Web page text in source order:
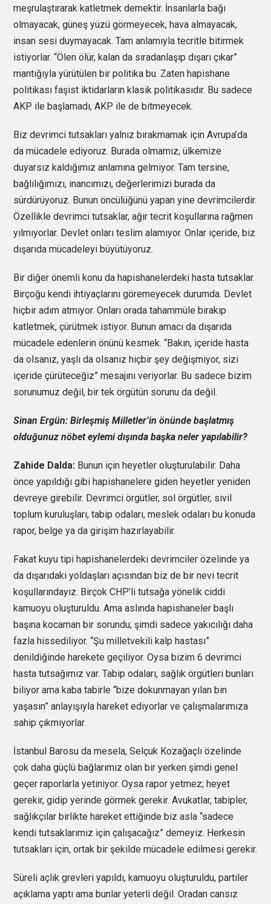
meşrulaştırarak katletmek demektir. İnsanlarla bağı
olmayacak, güneş yüzü görmeyecek, hava almayacak,
insan sesi duymayacak. Tam anlamıyla tecritle bitirmek
istiyorlar. “Ölen ölür, kalan da sıradanlaşıp dışarı çıkar”
mantığıyla yürütülen bir politika bu. Zaten hapishane
politikası faşist iktidarların klasik politikasıdır. Bu sadece
AKP ile başlamadı, AKP ile de bitmeyecek.
Biz devrimci tutsakları yalnız bırakmamak için Avrupa’da
da mücadele ediyoruz. Burada olmamız, ülkemize
duyarsız kaldığımız anlamına gelmiyor. Tam tersine,
bağlılığımızı, inancımızı, değerlerimizi burada da
sürdürüyoruz. Bunun öncülüğünü yapan yine devrimcilerdir.
Özellikle devrimci tutsaklar, ağır tecrit koşullarına rağmen
yılmıyorlar. Devlet onları teslim alamıyor. Onlar içeride, biz
dışarıda mücadeleyi büyütüyoruz.
Bir diğer önemli konu da hapishanelerdeki hasta tutsaklar.
Birçoğu kendi ihtiyaçlarını göremeyecek durumda. Devlet
hiçbir adım atmıyor. Onları orada tahammüle bırakıp
katletmek, çürütmek istiyor. Bunun amacı da dışarıda
mücadele edenlerin önünü kesmek. “Bakın, içeride hasta
da olsanız, yaşlı da olsanız hiçbir şey değişmiyor, sizi
içeride çürüteceğiz” mesajını veriyorlar. Bu sadece bizim
sorunumuz değil, bir tek örgütün sorunu da değil.
Sinan Ergün: Birleşmiş Milletler’in önünde başlatmış
olduğunuz nöbet eylemi dışında başka neler yapılabilir?
Zahide Dalda: Bunun için heyetler oluşturulabilir. Daha
önce yapıldığı gibi hapishanelere giden heyetler yeniden
devreye girebilir. Devrimci örgütler, sol örgütler, sivil
toplum kuruluşları, tabip odaları, meslek odaları bu konuda
rapor, belge ya da girişim hazırlayabilir.
Fakat kuyu tipi hapishanelerdeki devrimciler özelinde ya
da dışarıdaki yoldaşları açısından biz de bir nevi tecrit
koşullarındayız. Birçok CHP’li tutsağa yönelik ciddi
kamuoyu oluşturuldu. Ama aslında hapishaneler başlı
başına kocaman bir sorundu; şimdi sadece yakıcılığı daha
fazla hissediliyor. “Şu milletvekili kalp hastası”
denildiğinde harekete geçiliyor. Oysa bizim 6 devrimci
hasta tutsağımız var. Tabip odaları, sağlık örgütleri bunları
biliyor ama kaba tabirle “bize dokunmayan yılan bin
yaşasın” anlayışıyla hareket ediyorlar ve çalışmalarımıza
sahip çıkmıyorlar.
İstanbul Barosu da mesela, Selçuk Kozağaçlı özelinde
çok daha güçlü bağlarımız olan bir yerken şimdi genel
geçer raporlarla yetiniyor. Oysa rapor yetmez; heyet
gerekir, gidip yerinde görmek gerekir. Avukatlar, tabipler,
sağlıkçılar birlikte hareket ettiğinde biz asla “sadece
kendi tutsaklarımız için çalışacağız” demeyiz. Herkesin
tutsakları için, ortak bir şekilde mücadele edilmesi gerekir.
Süreli açlık grevleri yapıldı, kamuoyu oluşturuldu, partiler
açıklama yaptı ama bunlar yeterli değil. Oradan cansız